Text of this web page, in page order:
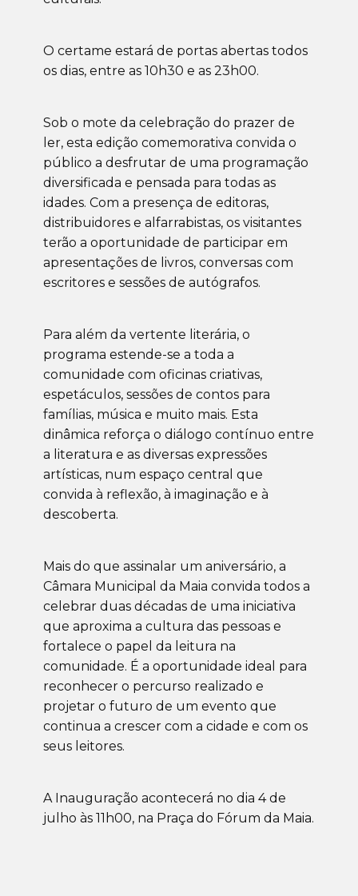
O certame estará de portas abertas todos
os dias, entre as 10h30 e as 23h00.
Sob o mote da celebração do prazer de
ler, esta edição comemorativa convida o
público a desfrutar de uma programação
diversificada e pensada para todas as
idades. Com a presença de editoras,
distribuidores e alfarrabistas, os visitantes
terão a oportunidade de participar em
apresentações de livros, conversas com
escritores e sessões de autógrafos.
Para além da vertente literária, o
programa estende-se a toda a
comunidade com oficinas criativas,
espetáculos, sessões de contos para
famílias, música e muito mais. Esta
dinâmica reforça o diálogo contínuo entre
a literatura e as diversas expressões
artísticas, num espaço central que
convida à reflexão, à imaginação e à
descoberta.
Mais do que assinalar um aniversário, a
Câmara Municipal da Maia convida todos a
celebrar duas décadas de uma iniciativa
que aproxima a cultura das pessoas e
fortalece o papel da leitura na
comunidade. É a oportunidade ideal para
reconhecer o percurso realizado e
projetar o futuro de um evento que
continua a crescer com a cidade e com os
seus leitores.
A Inauguração acontecerá no dia 4 de
julho às 11h00, na Praça do Fórum da Maia.